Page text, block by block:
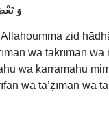
وَ
zid
wa takrīman wa
wa karramahu
wa ta’ẓīman wa